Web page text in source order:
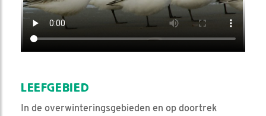
LEEFGEBIED
In de overwinteringsgebieden en op doortrek